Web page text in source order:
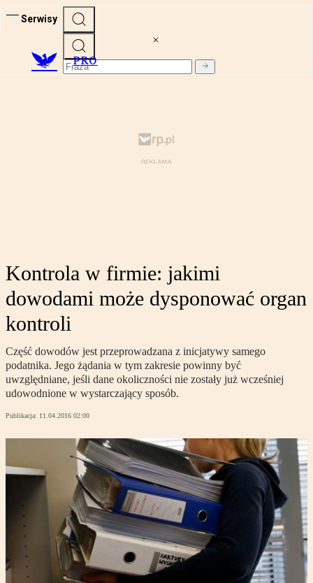
Serwisy
PRO
Kontrola w firmie: jakimi
dowodami może dysponować organ
kontroli
Część dowodów jest przeprowadzana z inicjatywy samego
podatnika. Jego żądania w tym zakresie powinny być
uwzględniane, jeśli dane okoliczności nie zostały już wcześniej
udowodnione w wystarczający sposób.
Publikacja: 11.04.2016 02:00